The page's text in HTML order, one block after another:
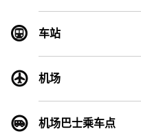
货币兑换处
公用电话
车站
机场
机场巴士乘车点